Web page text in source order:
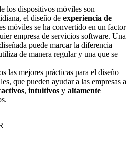
los dispositivos móviles son
el diseño de experiencia de
móviles se ha convertido en un factor
empresa de servicios software. Una
puede marcar la diferencia
de manera regular y una que se
las mejores prácticas para el diseño
que pueden ayudar a las empresas a
, intuitivos y altamente